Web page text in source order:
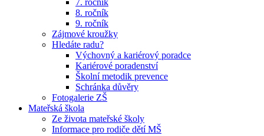
7. ročník
8. ročník
9. ročník
Zájmové kroužky
Hledáte radu?
Výchovný a kariérový poradce
Kariérové poradenství
Školní metodik prevence
Schránka důvěry
Fotogalerie ZŠ
Mateřská škola
Ze života mateřské školy
Informace pro rodiče dětí MŠ